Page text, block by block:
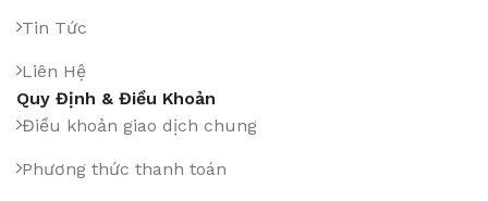
Tin Tức
Liên Hệ
Quy Định & Điều Khoản
Điều khoản giao dịch chung
Phương thức thanh toán